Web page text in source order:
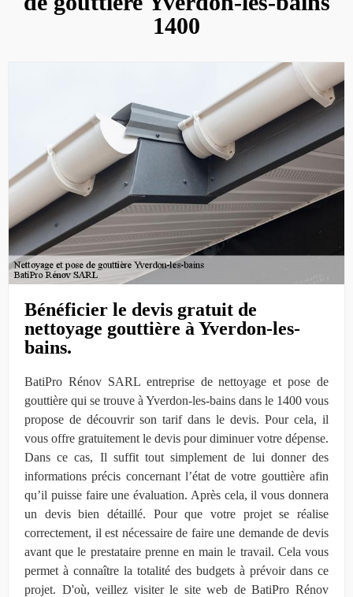
1400
Bénéficier le devis gratuit de
nettoyage gouttière à Yverdon-les-
bains.
BatiPro Rénov SARL entreprise de nettoyage et pose de
gouttière qui se trouve à Yverdon-les-bains dans le 1400 vous
propose de découvrir son tarif dans le devis. Pour cela, il
vous offre gratuitement le devis pour diminuer votre dépense.
Dans ce cas, Il suffit tout simplement de lui donner des
informations précis concernant l’état de votre gouttière afin
qu’il puisse faire une évaluation. Après cela, il vous donnera
un devis bien détaillé. Pour que votre projet se réalise
correctement, il est nécessaire de faire une demande de devis
avant que le prestataire prenne en main le travail. Cela vous
permet à connaître la totalité des budgets à prévoir dans ce
projet. D'où, veillez visiter le site web de BatiPro Rénov